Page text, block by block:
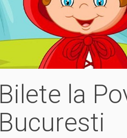
Bilete la
Bucuresti